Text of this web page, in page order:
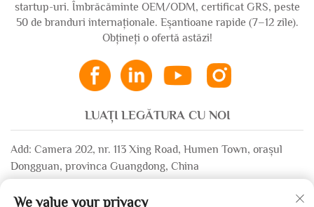
startup-uri. Îmbrăcăminte OEM/ODM, certificat GRS, peste
50 de branduri internaționale. Eșantioane rapide (7–12 zile).
Obțineți o ofertă astăzi!
LUAȚI LEGĂTURA CU NOI
Add: Camera 202, nr. 113 Xing Road, Humen Town, orașul
Dongguan, provinca Guangdong, China
We value your privacy